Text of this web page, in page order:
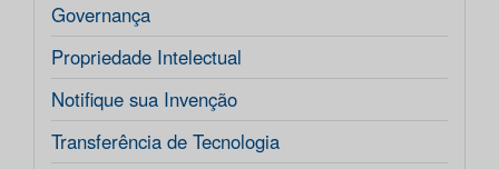
Governança
Propriedade Intelectual
Notifique sua Invenção
Transferência de Tecnologia